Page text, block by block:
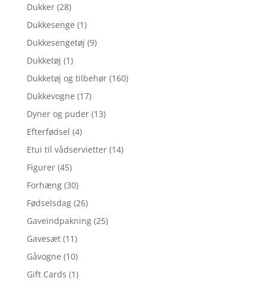
Dukker (28)
Dukkesenge (1)
Dukkesengetøj (9)
Dukketøj (1)
Dukketøj og tilbehør (160)
Dukkevogne (17)
Dyner og puder (13)
Efterfødsel (4)
Etui til vådservietter (14)
Figurer (45)
Forhæng (30)
Fødselsdag (26)
Gaveindpakning (25)
Gavesæt (11)
Gåvogne (10)
Gift Cards (1)